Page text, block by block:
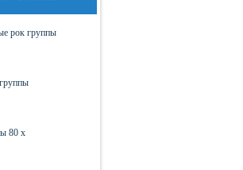
рок группы
80 х